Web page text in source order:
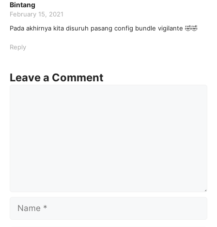
Bintang
February 15, 2021
Pada akhirnya kita disuruh pasang config bundle vigilante 🤣🤣
Reply
Leave a Comment